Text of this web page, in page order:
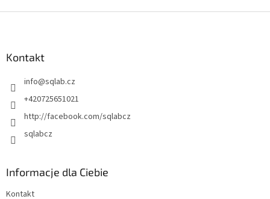
n
Kontakt
info@sqlab.cz
+420725651021
http://facebook.com/sqlabcz
sqlabcz
Informacje dla Ciebie
Kontakt